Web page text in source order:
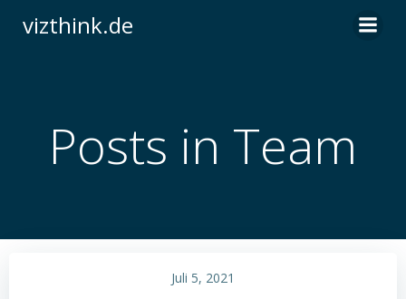
vizthink.de
Posts in Team
Juli 5, 2021